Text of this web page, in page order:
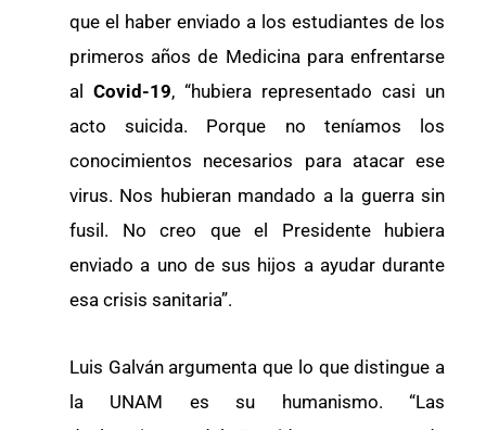
que el haber enviado a los estudiantes de los
primeros años de Medicina para enfrentarse
al
Covid-19, “hubiera representado casi un
acto suicida. Porque no teníamos los
conocimientos necesarios para atacar ese
virus. Nos hubieran mandado a la guerra sin
fusil. No creo que el Presidente hubiera
enviado a uno de sus hijos a ayudar durante
esa crisis sanitaria”.
Luis Galván argumenta que lo que distingue a
la UNAM es su humanismo. “Las